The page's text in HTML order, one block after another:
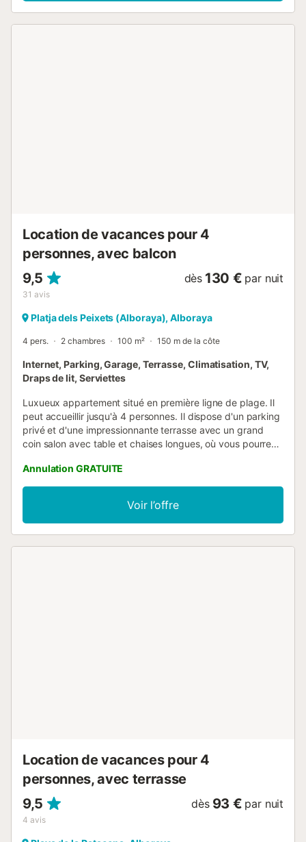
Location de vacances pour 4
personnes, avec balcon
9,5
31 avis
dès 130 € par nuit
Platja dels Peixets (Alboraya), Alboraya
4 pers. 2 chambres 100 m² 150 m de la côte
Internet, Parking, Garage, Terrasse, Climatisation, TV,
Draps de lit, Serviettes
Luxueux appartement situé en première ligne de plage. Il
peut accueillir jusqu'à 4 personnes. Il dispose d'un parking
privé et d'une impressionnante terrasse avec un grand
coin salon avec table et chaises longues, où vous pourrez
de l'été. 2 chambres doubles, grande terrasse,
climatisation centralisée, WiFi, en face de la plage de La
Patacona. À 10 minutes en voiture du centre historique de
Valence. Le logement : Luxueux appartement situé sur
l'avenida de Mare Nostrum, en première ligne de la plage
Annulation GRATUITE
Voir l’offre
Location de vacances pour 4
personnes, avec terrasse
9,5
4 avis
dès 93 € par nuit